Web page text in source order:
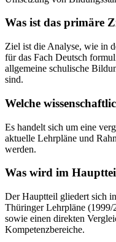
Was ist das primäre
Ziel ist die Analyse, wie in
für das Fach Deutsch
allgemeine schulische
sind.
Welche
Es handelt sich um eine
aktuelle Lehrpläne und
werden.
Was wird im
Der Hauptteil gliedert sich
Thüringer Lehrpläne (1999/
sowie einen direkten
Kompetenzbereiche.